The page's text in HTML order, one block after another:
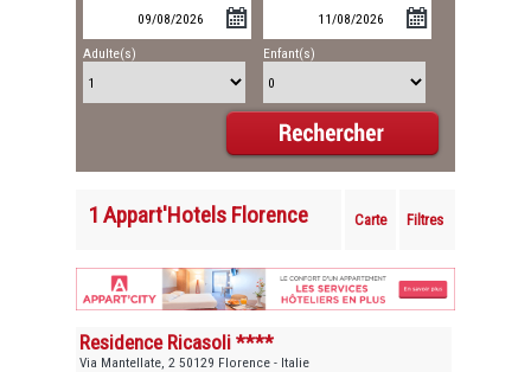
Adulte(s) Enfant(s)
1 Appart'Hotels Florence Carte Filtres
Residence Ricasoli ****
Via Mantellate, 2 50129 Florence - Italie